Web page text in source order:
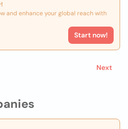
and enhance your global reach with
Start now!
Next